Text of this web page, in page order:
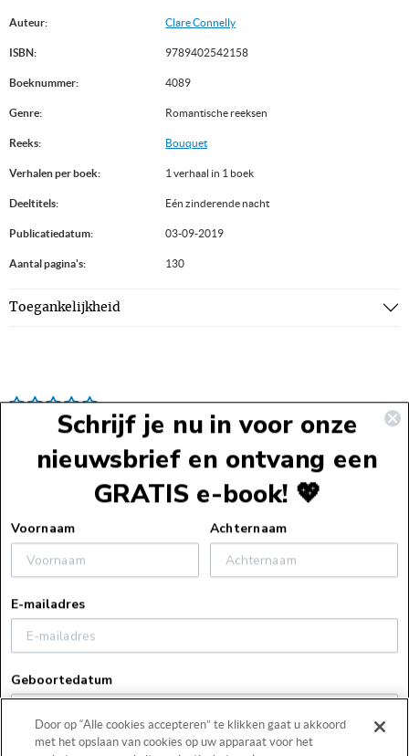
Auteur: Clare Connelly
ISBN: 9789402542158
Boeknummer: 4089
Genre: Romantische reeksen
Reeks: Bouquet
Verhalen per boek: 1 verhaal in 1 boek
Deeltitels: Eén zinderende nacht
Publicatiedatum: 03-09-2019
Aantal pagina's: 130
Toegankelijkheid
Bestelinformatie
Algemene voorwaarden
Blog
Zakelijk
Pers
Contact
Door op “Alle cookies accepteren” te klikken gaat u akkoord
met het opslaan van cookies op uw apparaat voor het
Schrijf je nu in voor onze
nieuwsbrief en ontvang een
GRATIS e-book! 💖
Voornaam Achternaam
E-mailadres
Geboortedatum